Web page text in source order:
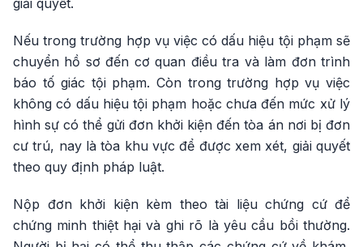
giải quyết.
Nếu trong trường hợp vụ việc có dấu hiệu tội phạm sẽ
chuyển hồ sơ đến cơ quan điều tra và làm đơn trình
báo tố giác tội phạm. Còn trong trường hợp vụ việc
không có dấu hiệu tội phạm hoặc chưa đến mức xử lý
hình sự có thể gửi đơn khởi kiện đến tòa án nơi bị đơn
cư trú, nay là tòa khu vực để được xem xét, giải quyết
theo quy định pháp luật.
Nộp đơn khởi kiện kèm theo tài liệu chứng cứ để
chứng minh thiệt hại và ghi rõ là yêu cầu bồi thường.